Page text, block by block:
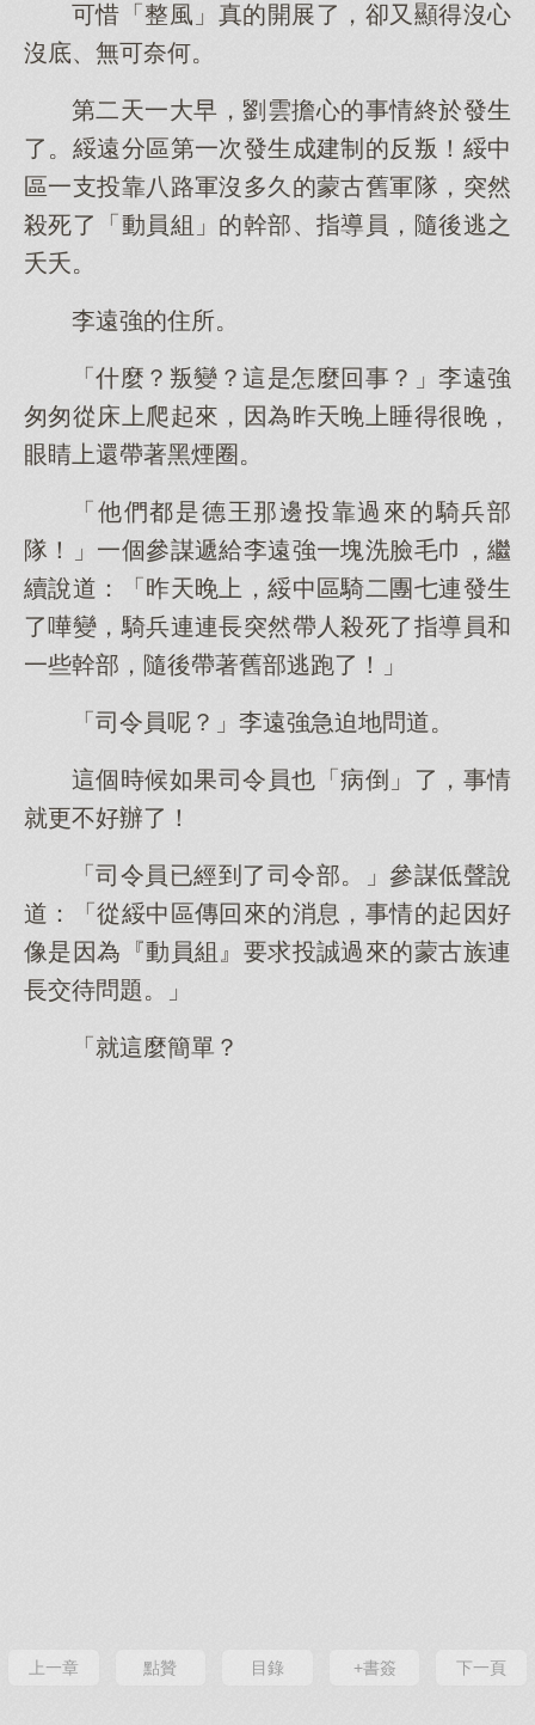
可惜「整風」真的開展了，卻又顯得沒心
沒底、無可奈何。
第二天一大早，劉雲擔心的事情終於發生
了。綏遠分區第一次發生成建制的反叛！綏中
區一支投靠八路軍沒多久的蒙古舊軍隊，突然
殺死了「動員組」的幹部、指導員，隨後逃之
夭夭。
李遠強的住所。
「什麼？叛變？這是怎麼回事？」李遠強
匆匆從床上爬起來，因為昨天晚上睡得很晚，
眼睛上還帶著黑煙圈。
「他們都是德王那邊投靠過來的騎兵部
隊！」一個參謀遞給李遠強一塊洗臉毛巾，繼
續說道：「昨天晚上，綏中區騎二團七連發生
了嘩變，騎兵連連長突然帶人殺死了指導員和
一些幹部，隨後帶著舊部逃跑了！」
「司令員呢？」李遠強急迫地問道。
這個時候如果司令員也「病倒」了，事情
就更不好辦了！
「司令員已經到了司令部。」參謀低聲說
道：「從綏中區傳回來的消息，事情的起因好
像是因為『動員組』要求投誠過來的蒙古族連
長交待問題。」
「就這麼簡單？
上一章 點贊 目錄 +書簽 下一頁